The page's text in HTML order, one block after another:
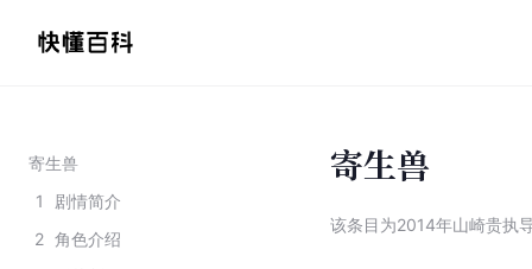
寄生兽
1
剧情简介
2 角色介绍
寄生兽
该条目为2014年山崎贵执